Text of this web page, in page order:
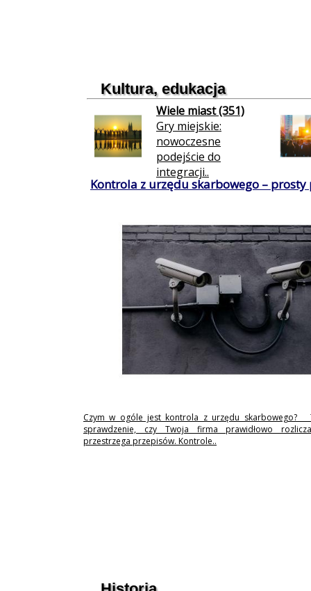
Kultura, edukacja
Wiele miast (351)
Gry miejskie:
nowoczesne
podejście do
integracji..
Kontrola z urzędu skarbowego –
Czym w ogóle jest kontrola z urzędu skarbowego?
sprawdzenie, czy Twoja firma prawidłowo
przestrzega przepisów. Kontrole..